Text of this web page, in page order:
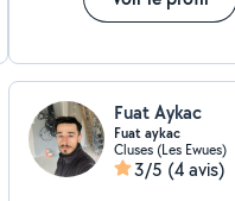
Fuat Aykac
Fuat aykac
Cluses (Les Ewues)
3/5 (4 avis)